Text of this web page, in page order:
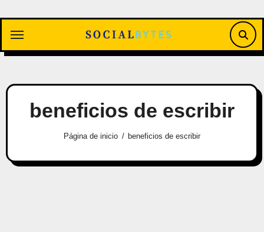
contenido
beneficios de escribir
Página de inicio beneficios de escribir